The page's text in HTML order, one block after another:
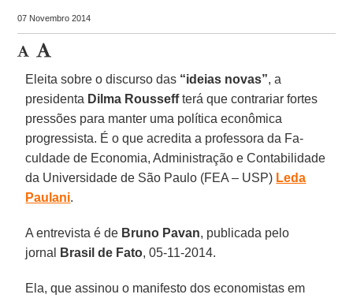
07 Novembro 2014
Eleita sobre o discurso das “ideias novas”, a
presidenta Dilma Rousseffterá que contrariar fortes
pressões para man­ter uma política econômica
progressis­ta. É o que acredita a professora da Fa­
culdade de Economia, Administração e Contabilidade
da Universidade de São Paulo (FEA – USP) Leda
Paulani.
A entrevista é de Bruno Pavan, publicada pelo
jornal
Brasil de Fato, 05-11-2014.
Ela, que assinou o manifesto dos eco­nomistas em